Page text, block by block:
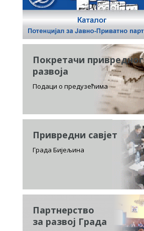
Покретачи привредног
развоја
Подаци о предузећима
Привредни савјет
Града Бијељина
Партнерство
за развој Града